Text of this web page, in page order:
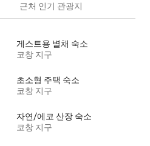
근처 인기 관광지
게스트용 별채 숙소
코창 지구
초소형 주택 숙소
코창 지구
자연/에코 산장 숙소
코창 지구